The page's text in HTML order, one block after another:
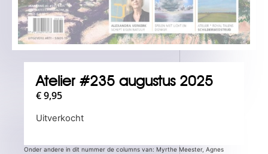
Atelier #235 augustus 2025
€9,95
Uitverkocht
Onder andere in dit nummer de columns van: Myrthe Meester, Agnes